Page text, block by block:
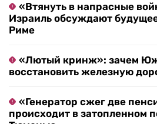
«Втянуть в напрасные
Израиль обсуждают
Риме
«Лютый кринж»: зачем
восстановить железную
«Генератор сжег две
происходит в затопленном